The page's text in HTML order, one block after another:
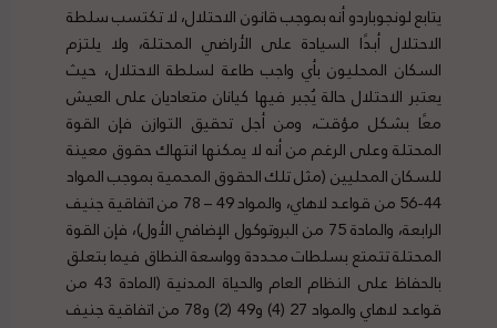
يتابع لونجوباردو أنه بموجب قانون الاحتلال، لا تكتسب سلطة
الاحتلال أبدًا السيادة على الأراضي المحتلة، ولا يلتزم
السكان المحليون بأي واجب طاعة لسلطة الاحتلال، حيث
يعتبر الاحتلال حالة يُجبر فيها كيانان متعاديان على العيش
معًا بشكل مؤقت، ومن أجل تحقيق التوازن فإن القوة
المحتلة وعلى الرغم من أنه لا يمكنها انتهاك حقوق معينة
للسكان المحليين (مثل تلك الحقوق المحمية بموجب المواد
44-56 من قواعد لاهاي، والمواد 49 – 78 من اتفاقية جنيف
الرابعة، والمادة 75 من البروتوكول الإضافي الأول)، فإن القوة
المحتلة تتمتع بسلطات محددة وواسعة النطاق فيما بتعلق
بالحفاظ على النظام العام والحياة المدنية (المادة 43 من
قواعد لاهاي والمواد 27 (4) و49 (2) و78 من اتفاقية جنيف